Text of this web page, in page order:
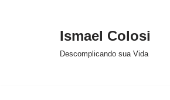
Ismael Colosi
Descomplicando sua Vida